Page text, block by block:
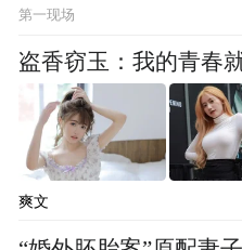
球华人了解、接近
景。
“特别声明：以上作品内
频)为凤凰网旗下自媒体
布，本平台仅提供信息存
Notice: The content
第一现场
盗香窃玉：我的青春
爽文